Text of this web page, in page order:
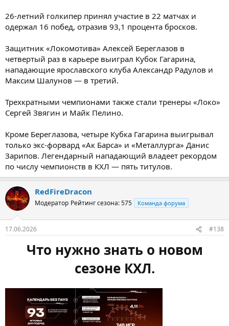
26-летний голкипер принял участие в 22 матчах и
одержал 16 побед, отразив 93,1 процента бросков.
Защитник «Локомотива» Алексей Береглазов в
четвертый раз в карьере выиграл Кубок Гагарина,
нападающие ярославского клуба Александр Радулов и
Максим Шалунов — в третий.
Трехкратными чемпионами также стали тренеры «Локо»
Сергей Звягин и Майк Пелино.
Кроме Береглазова, четыре Кубка Гагарина выигрывал
только экс-форвард «Ак Барса» и «Металлурга» Данис
Зарипов. Легендарный нападающий владеет рекордом
по числу чемпионств в КХЛ — пять титулов.
RedFireDracon
Модератор Рейтинг сезона: 575 Команда форума
17.06.2026 #138
Что нужно знать о новом
сезоне КХЛ.